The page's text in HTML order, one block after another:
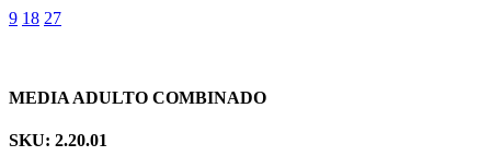
9 18 27
MEDIA ADULTO COMBINADO
SKU: 2.20.01